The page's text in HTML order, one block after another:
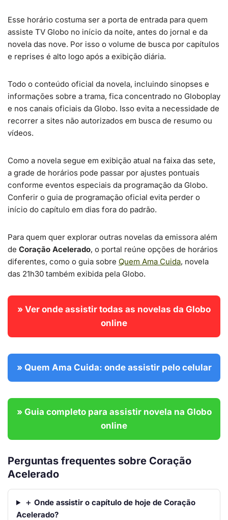
Esse horário costuma ser a porta de entrada para quem
assiste TV Globo no início da noite, antes do jornal e da
novela das nove. Por isso o volume de busca por capítulos
e reprises é alto logo após a exibição diária.
Todo o conteúdo oficial da novela, incluindo sinopses e
informações sobre a trama, fica concentrado no Globoplay
e nos canais oficiais da Globo. Isso evita a necessidade de
recorrer a sites não autorizados em busca de resumo ou
vídeos.
Como a novela segue em exibição atual na faixa das sete,
a grade de horários pode passar por ajustes pontuais
conforme eventos especiais da programação da Globo.
Conferir o guia de programação oficial evita perder o
início do capítulo em dias fora do padrão.
Para quem quer explorar outras novelas da emissora além
de Coração Acelerado, o portal reúne opções de horários
diferentes, como o guia sobre Quem Ama Cuida, novela
das 21h30 também exibida pela Globo.
» Ver onde assistir todas as novelas da Globo
online
» Quem Ama Cuida: onde assistir pelo celular
» Guia completo para assistir novela na Globo
online
Perguntas frequentes sobre Coração
Acelerado
＋ Onde assistir o capítulo de hoje de Coração
Acelerado?